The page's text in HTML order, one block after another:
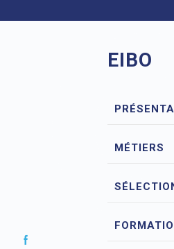
EIBO
MÉTIERS